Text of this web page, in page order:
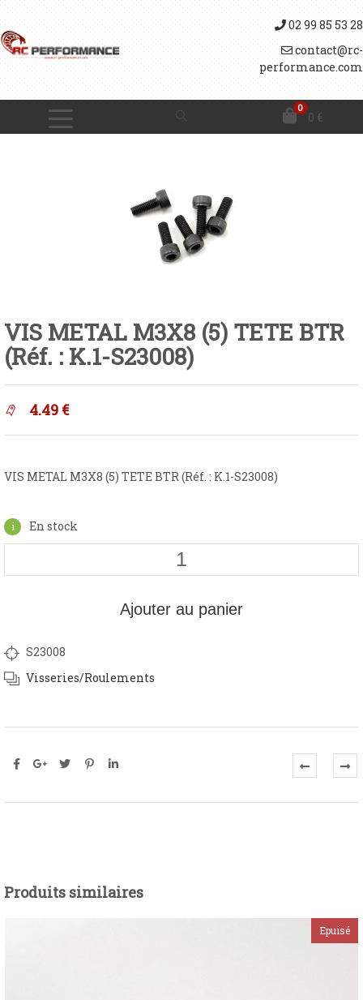
02 99 85 53 28
contact@rc-
performance.com
0
0 €
VIS METAL M3X8 (5) TETE BTR
(Réf. : K.1-S23008)
4.49 €
VIS METAL M3X8 (5) TETE BTR (Réf. : K.1-S23008)
En stock
Ajouter au panier
S23008
Visseries/Roulements
Produits similaires